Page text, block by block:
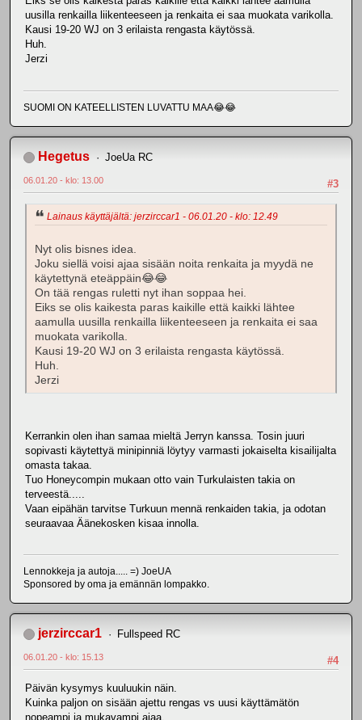
uusilla renkailla liikenteeseen ja renkaita ei saa muokata varikolla.
Kausi 19-20 WJ on 3 erilaista rengasta käytössä.
Huh.
Jerzi
SUOMI ON KATEELLISTEN LUVATTU MAA😂😂
Hegetus JoeUa RC
#3
06.01.20 - klo: 13.00
Lainaus käyttäjältä: jerzirccar1 - 06.01.20 - klo: 12.49
Nyt olis bisnes idea.
Joku siellä voisi ajaa sisään noita renkaita ja myydä ne
käytettynä eteäppäin😂😂
On tää rengas ruletti nyt ihan soppaa hei.
Eiks se olis kaikesta paras kaikille että kaikki lähtee
aamulla uusilla renkailla liikenteeseen ja renkaita ei saa
muokata varikolla.
Kausi 19-20 WJ on 3 erilaista rengasta käytössä.
Huh.
Jerzi
Kerrankin olen ihan samaa mieltä Jerryn kanssa. Tosin juuri
sopivasti käytettyä minipinniä löytyy varmasti jokaiselta kisailijalta
omasta takaa.
Tuo Honeycompin mukaan otto vain Turkulaisten takia on
terveestä.....
Vaan eipähän tarvitse Turkuun mennä renkaiden takia, ja odotan
seuraavaa Äänekosken kisaa innolla.
Lennokkeja ja autoja..... =) JoeUA
Sponsored by oma ja emännän lompakko.
jerzirccar1 Fullspeed RC
#4
06.01.20 - klo: 15.13
Päivän kysymys kuuluukin näin.
Kuinka paljon on sisään ajettu rengas vs uusi käyttämätön
nopeampi ja mukavampi ajaa.